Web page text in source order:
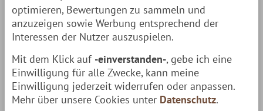
1 Roselli Wootz RW210 Messer
1 Lederscheide aus Handarbeit
Eckdaten Axt
Klinge: 9 cm
optimieren, Bewertungen zu sammeln und
anzuzeigen sowie Werbung entsprechend der
Interessen der Nutzer auszuspielen.
Mit dem Klick auf -einverstanden-, gebe ich eine
Einwilligung für alle Zwecke, kann meine
Einwilligung jederzeit widerrufen oder anpassen.
Mehr über unsere Cookies unter Datenschutz.